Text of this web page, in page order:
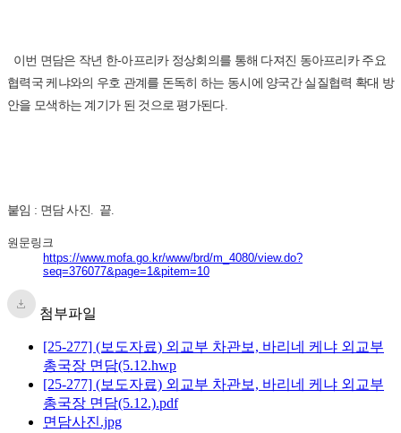
이번 면담은 작년 한-아프리카 정상회의를 통해 다져진 동아프리카 주요
협력국 케냐와의 우호 관계를 돈독히 하는 동시에 양국간 실질협력 확대 방
안을 모색하는 계기가 된 것으로 평가된다.
붙임 : 면담 사진. 끝.
원문링크
https://www.mofa.go.kr/www/brd/m_4080/view.do?
seq=376077&page=1&pitem=10
첨부파일
[25-277] (보도자료) 외교부 차관보, 바리네 케냐 외교부
총국장 면담(5.12.hwp
[25-277] (보도자료) 외교부 차관보, 바리네 케냐 외교부
총국장 면담(5.12.).pdf
면담사진.jpg